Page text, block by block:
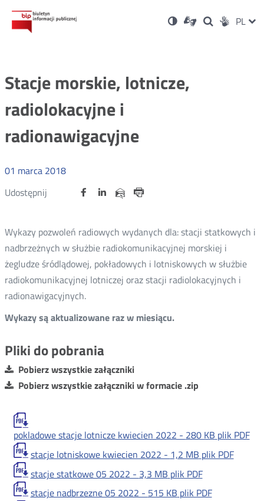
Ustawienia
Wersja
kontrastowa
Dla
niesłyszących
OtwórzOtwórz
w
Otwórz
w
Social PL
Stacje morskie, lotnicze,
radiolokacyjne i
radionawigacyjne
01 marca 2018
Udostępnij
Udostępnij
Otwórz Udostępnij
na
OtwórzUdostępnij
na
OtwórzUdostępnij
przez
Wykazy pozwoleń radiowych wydanych dla: stacji statkowych i
nadbrzeżnych w służbie radiokomunikacyjnej morskiej i
żegludze śródlądowej, pokładowych i lotniskowych w służbie
radiokomunikacyjnej lotniczej oraz stacji radiolokacyjnych i
radionawigacyjnych.
Wykazy są aktualizowane raz w miesiącu.
Pliki do pobrania
Pobierz wszystkie załączniki
Pobierz wszystkie załączniki w formacie .zip
pokladowe stacje lotnicze kwiecien 2022 - 280 KB plik PDF
stacje lotniskowe kwiecien 2022 - 1,2 MB plik PDF
stacje statkowe 05 2022 - 3,3 MB plik PDF
stacje nadbrzezne 05 2022 - 515 KB plik PDF